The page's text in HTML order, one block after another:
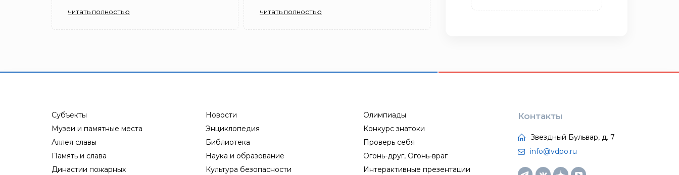
читать полностью
читать полностью
Субъекты
Музеи и памятные места
Аллея славы
Память и слава
Династии пожарных
Новости
Энциклопедия
Библиотека
Наука и образование
Культура безопасности
Олимпиады
Конкурс знатоки
Проверь себя
Огонь-друг, Огонь-враг
Интерактивные презентации
Контакты
Звездный Бульвар, д. 7
info@vdpo.ru